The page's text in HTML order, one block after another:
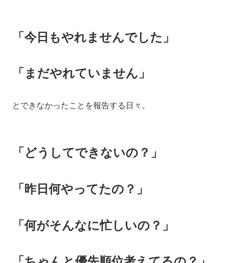
「今日もやれませんでした」
「まだやれていません」
とできなかったことを報告する日々。
「どうしてできないの？」
「昨日何やってたの？」
「何がそんなに忙しいの？」